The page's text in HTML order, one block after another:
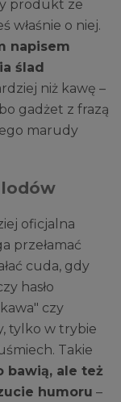
produkt ze
właśnie o niej.
napisem
ślad
niż kawę –
gadżet z frazą
marudy
lodów
oficjalna
przełamać
cuda, gdy
hasło
czy
tylko w trybie
Takie
bawią, ale też
humoru –